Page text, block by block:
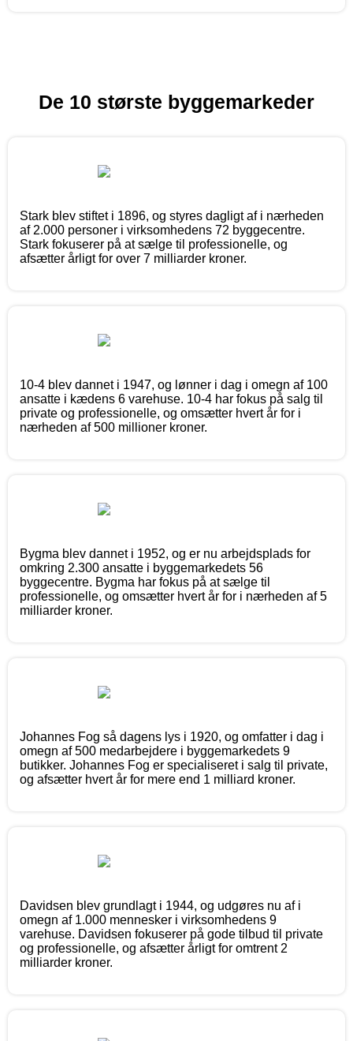
De 10 største byggemarkeder
Stark blev stiftet i 1896, og styres dagligt af i nærheden
af 2.000 personer i virksomhedens 72 byggecentre.
Stark fokuserer på at sælge til professionelle, og
afsætter årligt for over 7 milliarder kroner.
10-4 blev dannet i 1947, og lønner i dag i omegn af 100
ansatte i kædens 6 varehuse. 10-4 har fokus på salg til
private og professionelle, og omsætter hvert år for i
nærheden af 500 millioner kroner.
Bygma blev dannet i 1952, og er nu arbejdsplads for
omkring 2.300 ansatte i byggemarkedets 56
byggecentre. Bygma har fokus på at sælge til
professionelle, og omsætter hvert år for i nærheden af 5
milliarder kroner.
Johannes Fog så dagens lys i 1920, og omfatter i dag i
omegn af 500 medarbejdere i byggemarkedets 9
butikker. Johannes Fog er specialiseret i salg til private,
og afsætter hvert år for mere end 1 milliard kroner.
Davidsen blev grundlagt i 1944, og udgøres nu af i
omegn af 1.000 mennesker i virksomhedens 9
varehuse. Davidsen fokuserer på gode tilbud til private
og professionelle, og afsætter årligt for omtrent 2
milliarder kroner.